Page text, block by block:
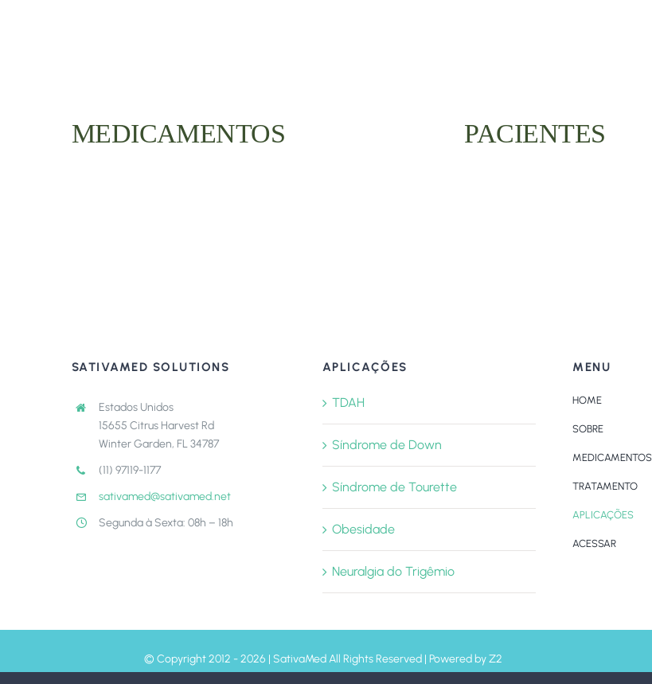
MEDICAMENTOS PACIENTES
SATIVAMED SOLUTIONS
Estados Unidos
15655 Citrus Harvest Rd
Winter Garden, FL 34787
(11) 97119-1177
sativamed@sativamed.net
Segunda à Sexta: 08h – 18h
APLICAÇÕES
TDAH
Síndrome de Down
Síndrome de Tourette
Obesidade
Neuralgia do Trigêmio
MENU
HOME
SOBRE
MEDICAMENTOS
TRATAMENTO
APLICAÇÕES
ACESSAR
© Copyright 2012 - 2026 | SativaMed All Rights Reserved | Powered by Z2